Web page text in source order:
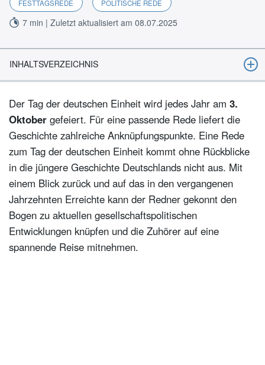
FESTTAGSREDE POLITISCHE REDE
7 min | Zuletzt aktualisiert am 08.07.2025
INHALTSVERZEICHNIS
Feierlichkeiten zum Tag der deutschen Einheit
Besondere Reden zum Tag der deutschen Einheit
Fazit zum wichtigsten Feiertag in Deutschland
Der Tag der deutschen Einheit wird jedes Jahr am 3.
Oktober gefeiert. Für eine passende Rede liefert die
Geschichte zahlreiche Anknüpfungspunkte. Eine Rede
zum Tag der deutschen Einheit kommt ohne Rückblicke
in die jüngere Geschichte Deutschlands nicht aus. Mit
einem Blick zurück und auf das in den vergangenen
Jahrzehnten Erreichte kann der Redner gekonnt den
Bogen zu aktuellen gesellschaftspolitischen
Entwicklungen knüpfen und die Zuhörer auf eine
spannende Reise mitnehmen.